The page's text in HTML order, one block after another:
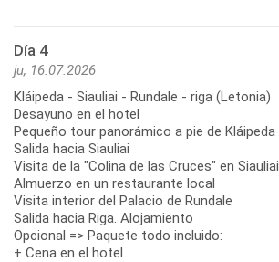
Día 4
ju, 16.07.2026
Kláipeda - Siauliai - Rundale - riga (Letonia)
Desayuno en el hotel
Pequeño tour panorámico a pie de Kláipeda
Salida hacia Siauliai
Visita de la "Colina de las Cruces" en Siauliai
Almuerzo en un restaurante local
Visita interior del Palacio de Rundale
Salida hacia Riga. Alojamiento
Opcional => Paquete todo incluido:
+ Cena en el hotel